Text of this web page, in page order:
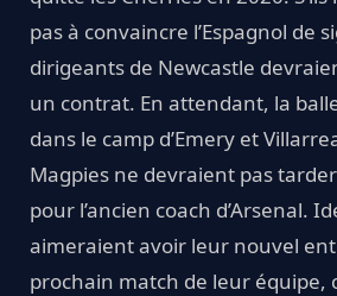
pas à convaincre l’Espagnol de
dirigeants de Newcastle
un contrat. En attendant, la
dans le camp d’Emery et
Magpies ne devraient pas
pour l’ancien coach d’Arsenal.
aimeraient avoir leur nouvel
prochain match de leur équipe,